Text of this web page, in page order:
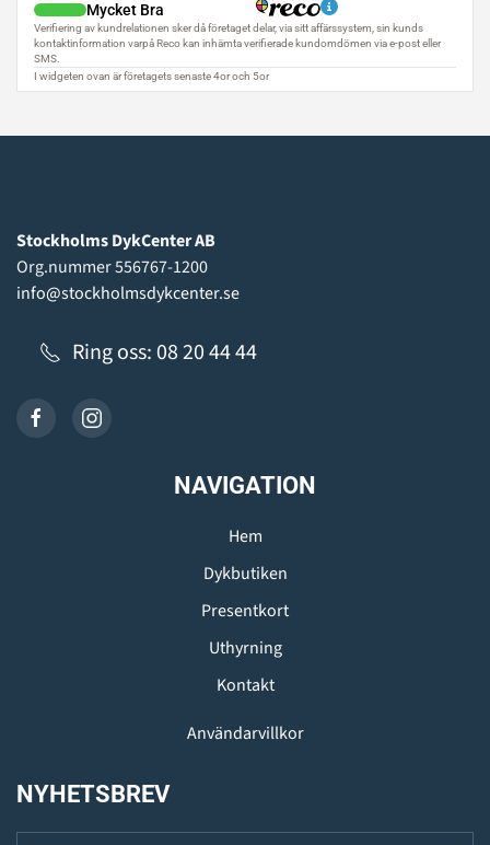
Stockholms DykCenter AB
Org.nummer 556767-1200
info@stockholmsdykcenter.se
Ring oss: 08 20 44 44
NAVIGATION
Hem
Dykbutiken
Presentkort
Uthyrning
Kontakt
Användarvillkor
NYHETSBREV